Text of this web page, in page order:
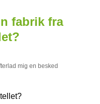
fabrik fra
mig en besked